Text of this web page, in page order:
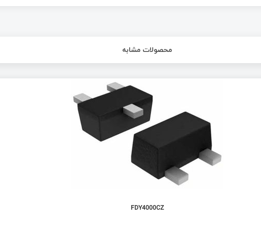
محصولات مشابه
FDY4000CZ